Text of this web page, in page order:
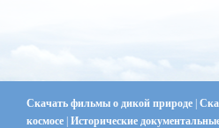
Скачать фильмы о дикой природе |
космосе | Исторические